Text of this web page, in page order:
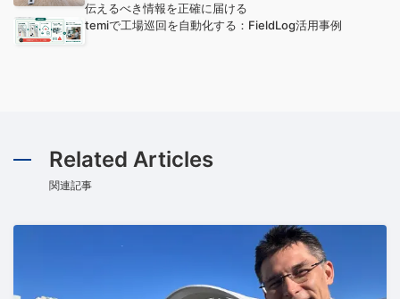
伝えるべき情報を正確に届ける
temiで工場巡回を自動化する：FieldLog活用事例
Related Articles
関連記事